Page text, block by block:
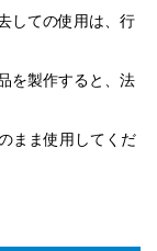
しての使用は、行
を製作すると、法
まま使用してくだ